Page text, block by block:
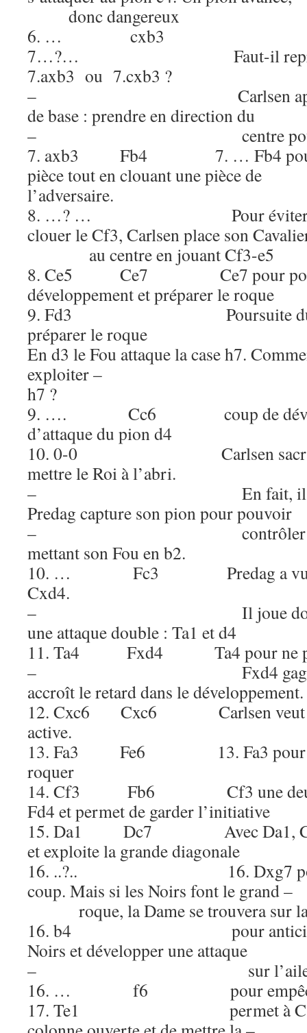
donc dangereux
6. … cxb3
7…?… Faut-il reprendre
7.axb3 ou 7.cxb3 ?
– Carlsen applique
de base : prendre en direction du
– centre pour le
7. axb3 Fb4 7. … Fb4 pour
pièce tout en clouant une pièce de
l’adversaire.
8. …? … Pour éviter que
clouer le Cf3, Carlsen
au centre en jouant Cf3-e5
8. Ce5 Ce7 Ce7 pour
développement et préparer le roque
9. Fd3 Poursuite du
préparer le roque
En d3 le Fou attaque la case h7.
exploiter – cette
h7 ?
9. …. Cc6 coup de
d’attaque du pion d4
10. 0-0 Carlsen sacrifie
mettre le Roi à l’abri.
– En fait, il souhaite
Predag capture son pion pour pouvoir
– contrôler la
mettant son Fou en b2.
10. … Fc3 Predag a vu le
Cxd4.
– Il joue donc 10. …
une attaque double : Ta1 et d4
11. Ta4 Fxd4 Ta4 pour ne pas
– Fxd4 gagne un
accroît le retard dans le développement.
12. Cxc6 Cxc6 Carlsen veut
active.
13. Fa3 Fe6 13. Fa3 pour
roquer
14. Cf3 Fb6 Cf3 une
Fd4 et permet de garder l’initiative
15. Da1 Dc7 Avec Da1,
et exploite la grande diagonale
16. ..?.. 16. Dxg7
coup. Mais si les Noirs
roque, la Dame se trouvera sur la
16. b4 pour anticiper le
Noirs et développer une attaque
– sur l’aile
16. … f6 pour empêcher
17. Te1 permet à Carlsen